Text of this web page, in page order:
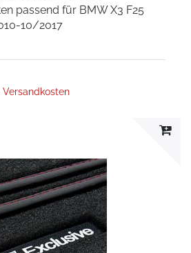
passend für BMW X3 F25
10/2017
Versandkosten